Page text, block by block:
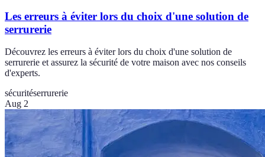
Les erreurs à éviter lors du choix d'une solution de
serrurerie
Découvrez les erreurs à éviter lors du choix d'une solution de
serrurerie et assurez la sécurité de votre maison avec nos conseils
d'experts.
sécuritéserrurerie
Aug 2